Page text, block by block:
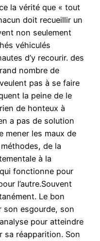
la vérité que « tout
doit recueillir un
non seulement
véhiculés
d’y recourir. des
nombre de
pas à se faire
la peine de le
de honteux à
a pas de solution
mener les maux de
de la
à la
fonctionne pour
l’autre.Souvent
Le bon
son esgourde, son
pour atteindre
sa réapparition. Son